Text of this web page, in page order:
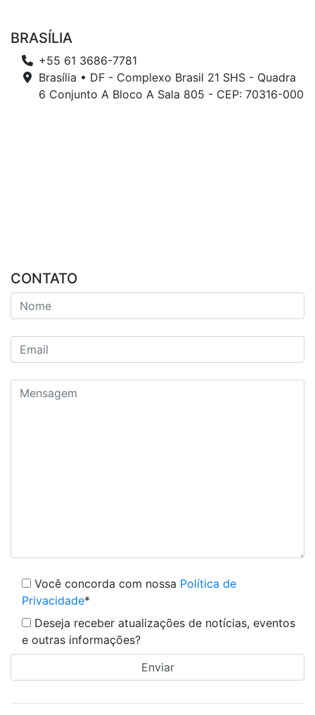
BRASÍLIA
+55 61 3686-7781
Brasília • DF - Complexo Brasil 21 SHS - Quadra
6 Conjunto A Bloco A Sala 805 - CEP: 70316-000
CONTATO
Você concorda com nossa Política de
Privacidade*
Deseja receber atualizações de notícias, eventos
e outras informações?